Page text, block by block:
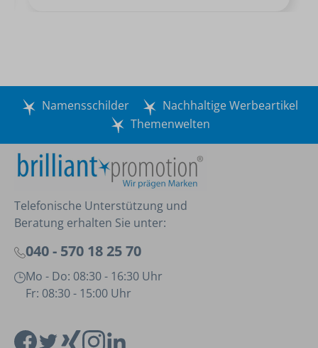
Namensschilder
Nachhaltige Werbeartikel
Themenwelten
Telefonische Unterstützung und
Beratung erhalten Sie unter:
040 - 570 18 25 70
Mo - Do: 08:30 - 16:30 Uhr
Fr: 08:30 - 15:00 Uhr